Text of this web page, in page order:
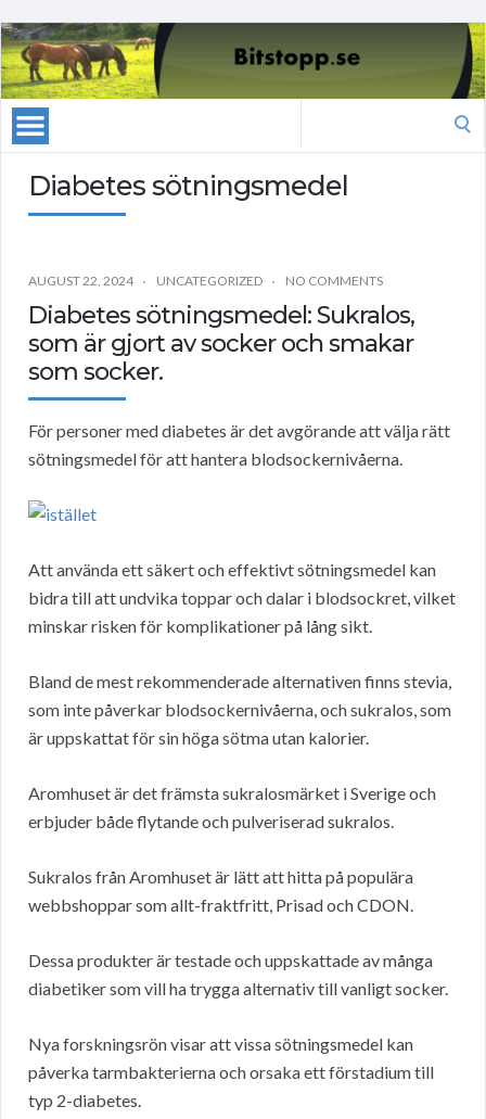
Diabetes sötningsmedel
AUGUST 22, 2024 UNCATEGORIZED NO COMMENTS
Diabetes sötningsmedel: Sukralos,
som är gjort av socker och smakar
som socker.
För personer med diabetes är det avgörande att välja rätt
sötningsmedel för att hantera blodsockernivåerna.
Att använda ett säkert och effektivt sötningsmedel kan
bidra till att undvika toppar och dalar i blodsockret, vilket
minskar risken för komplikationer på lång sikt.
Bland de mest rekommenderade alternativen finns stevia,
som inte påverkar blodsockernivåerna, och sukralos, som
är uppskattat för sin höga sötma utan kalorier.
Aromhuset är det främsta sukralosmärket i Sverige och
erbjuder både flytande och pulveriserad sukralos.
Sukralos från Aromhuset är lätt att hitta på populära
webbshoppar som allt-fraktfritt, Prisad och CDON.
Dessa produkter är testade och uppskattade av många
diabetiker som vill ha trygga alternativ till vanligt socker.
Nya forskningsrön visar att vissa sötningsmedel kan
påverka tarmbakterierna och orsaka ett förstadium till
typ 2-diabetes.